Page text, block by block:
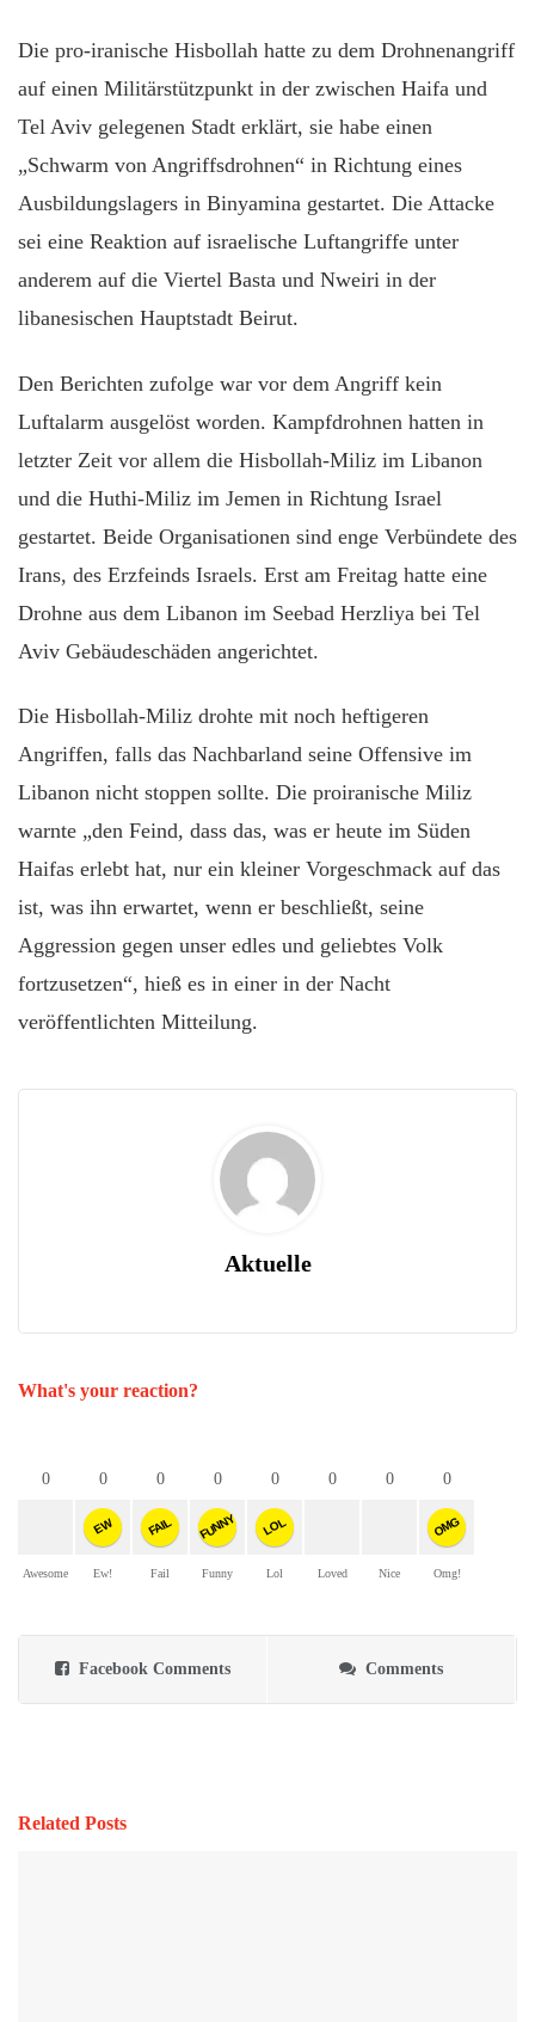
Die pro-iranische Hisbollah hatte zu dem Drohnenangriff
auf einen Militärstützpunkt in der zwischen Haifa und
Tel Aviv gelegenen Stadt erklärt, sie habe einen
„Schwarm von Angriffsdrohnen“ in Richtung eines
Ausbildungslagers in Binyamina gestartet. Die Attacke
sei eine Reaktion auf israelische Luftangriffe unter
anderem auf die Viertel Basta und Nweiri in der
libanesischen Hauptstadt Beirut.
Den Berichten zufolge war vor dem Angriff kein
Luftalarm ausgelöst worden. Kampfdrohnen hatten in
letzter Zeit vor allem die Hisbollah-Miliz im Libanon
und die Huthi-Miliz im Jemen in Richtung Israel
gestartet. Beide Organisationen sind enge Verbündete des
Irans, des Erzfeinds Israels. Erst am Freitag hatte eine
Drohne aus dem Libanon im Seebad Herzliya bei Tel
Aviv Gebäudeschäden angerichtet.
Die Hisbollah-Miliz drohte mit noch heftigeren
Angriffen, falls das Nachbarland seine Offensive im
Libanon nicht stoppen sollte. Die proiranische Miliz
warnte „den Feind, dass das, was er heute im Süden
Haifas erlebt hat, nur ein kleiner Vorgeschmack auf das
ist, was ihn erwartet, wenn er beschließt, seine
Aggression gegen unser edles und geliebtes Volk
fortzusetzen“, hieß es in einer in der Nacht
veröffentlichten Mitteilung.
Aktuelle
What's your reaction?
0
Awesome
0
EW
Ew!
0
FAIL
Fail
0
FUNNY
Funny
0
LOL
Lol
0
Loved
0
Nice
0
OMG
Omg!
Facebook Comments Comments
Related Posts